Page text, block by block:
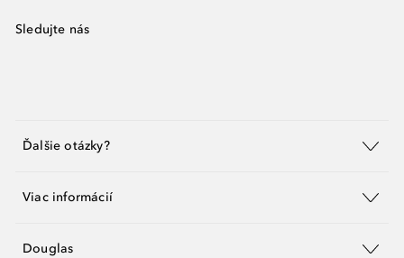
Sledujte nás
Ďalšie otázky?
Viac informácií
Douglas